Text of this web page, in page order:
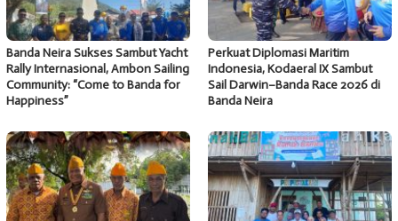
Banda Neira Sukses Sambut Yacht
Rally Internasional, Ambon Sailing
Community: “Come to Banda for
Happiness”
Perkuat Diplomasi Maritim
Indonesia, Kodaeral IX Sambut
Sail Darwin–Banda Race 2026 di
Banda Neira